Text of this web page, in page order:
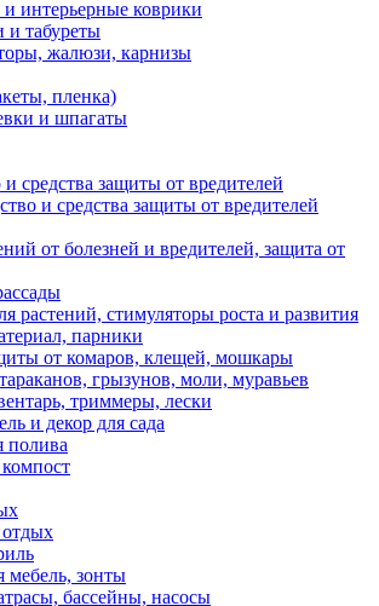
интерьерные коврики
и табуреты
жалюзи, карнизы
пленка)
и шпагаты
средства защиты от вредителей
и средства защиты от вредителей
от болезней и вредителей, защита от
растений, стимуляторы роста и развития
парники
от комаров, клещей, мошкары
грызунов, моли, муравьев
триммеры, лески
и декор для сада
полива
мебель, зонты
бассейны, насосы